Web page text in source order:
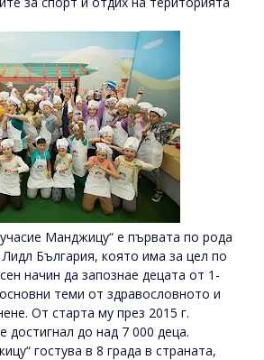
Манджицу“ е първата по рода
България, която има за цел по
начин да запознае децата от 1-
теми от здравословното и
От старта му през 2015 г.
достигнал до над 7 000 деца.
гостува в 8 града в страната,